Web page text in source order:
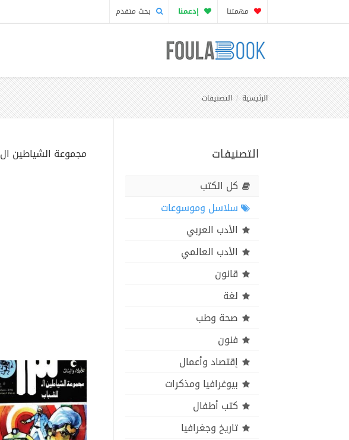
مهمتنا إدعمنا بحث متقدم
الرئيسية التصنيفات
التصنيفات
كل الكتب
سلاسل وموسوعات
الأدب العربي
الأدب العالمي
قانون
لغة
صحة وطب
فنون
إقتصاد وأعمال
بيوغرافيا ومذكرات
كتب أطفال
تاريخ وجغرافيا
مجموعة الشياطين ال 13